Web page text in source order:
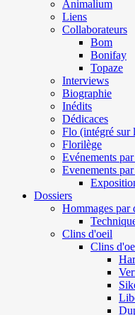
Animalium
Liens
Collaborateurs
Bom
Bonifay
Topaze
Interviews
Biographie
Inédits
Dédicaces
Flo (intégré sur
Florilège
Evénements
Evenements
Dossiers
Hommages par
Clins d'oeil
Clins